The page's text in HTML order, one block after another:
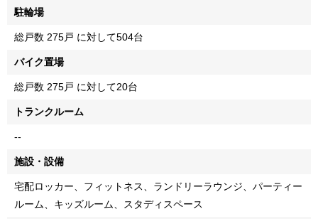
駐輪場
総戸数 275戸 に対して504台
バイク置場
総戸数 275戸 に対して20台
トランクルーム
--
施設・設備
宅配ロッカー、フィットネス、ランドリーラウンジ、パーティー
ルーム、キッズルーム、スタディスペース